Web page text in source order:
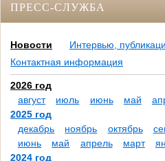
ПРЕСС-СЛУЖБА
Новости
Интервью,
Контактная информация
2026 год
август
июль июнь май
2025 год
декабрь
ноябрь октябрь
июнь
май апрель март
2024 год